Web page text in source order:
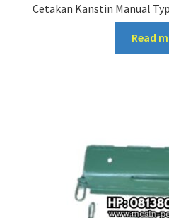
Cetakan Kanstin Manual
Read